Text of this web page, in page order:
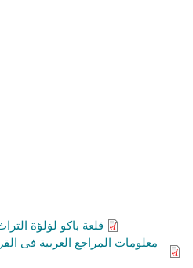
قلعة باكو لؤلؤة
معلومات المراجع العربية فى